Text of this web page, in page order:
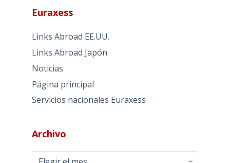
Euraxess
Links Abroad EE.UU.
Links Abroad Japón
Noticias
Página principal
Servicios nacionales Euraxess
Archivo
Archivo